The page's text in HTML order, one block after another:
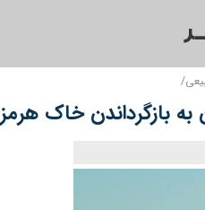
بازگرداندن خاک هرمز